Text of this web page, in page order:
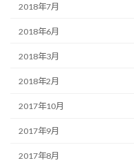
2018年7月
2018年6月
2018年3月
2018年2月
2017年10月
2017年9月
2017年8月